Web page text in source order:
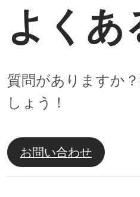
よくあ
質問がありますか
しょう！
お問い合わせ